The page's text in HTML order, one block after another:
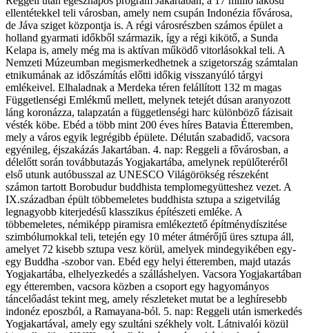
ellentétekkel teli városban, amely nem csupán Indonézia fővárosa,
de Jáva sziget központja is. A régi városrészben számos épület a
holland gyarmati időkből származik, így a régi kikötő, a Sunda
Kelapa is, amely még ma is aktívan működő vitorlásokkal teli. A
Nemzeti Múzeumban megismerkedhetnek a szigetország számtalan
etnikumának az időszámítás előtti időkig visszanyúló tárgyi
emlékeivel. Elhaladnak a Merdeka téren felállított 132 m magas
Függetlenségi Emlékmű mellett, melynek tetejét dúsan aranyozott
láng koronázza, talapzatán a függetlenségi harc különböző fázisait
vésték köbe. Ebéd a több mint 200 éves híres Batavia Étteremben,
mely a város egyik legrégibb épülete. Délután szabadidő, vacsora
egyénileg, éjszakázás Jakartában. 4. nap: Reggeli a fővárosban, a
délelőtt során továbbutazás Yogjakartába, amelynek repülőteréről
első utunk autóbusszal az UNESCO Világörökség részeként
számon tartott Borobudur buddhista templomegyütteshez vezet. A
IX.században épült többemeletes buddhista sztupa a szigetvilág
legnagyobb kiterjedésű klasszikus építészeti emléke. A
többemeletes, némiképp piramisra emlékeztető építménydíszitése
szimbólumokkal teli, tetején egy 10 méter átmérőjű üres sztupa áll,
amelyet 72 kisebb sztupa vesz körül, amelyek mindegyikében egy-
egy Buddha -szobor van. Ebéd egy helyi étteremben, majd utazás
Yogjakartába, elhelyezkedés a szálláshelyen. Vacsora Yogjakartában
egy étteremben, vacsora közben a csoport egy hagyományos
táncelőadást tekint meg, amely részleteket mutat be a leghíresebb
indonéz eposzból, a Ramayana-ból. 5. nap: Reggeli után ismerkedés
Yogjakartával, amely egy szultáni székhely volt. Látnivalói közül